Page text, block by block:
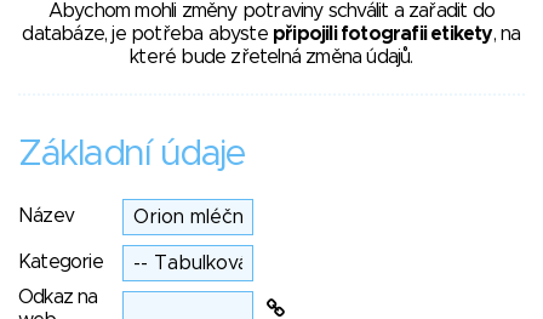
Abychom mohli změny potraviny schválit a zařadit do
databáze, je potřeba abyste připojili fotografii etikety, na
které bude zřetelná změna údajů.
Základní údaje
Název
Kategorie
Odkaz na